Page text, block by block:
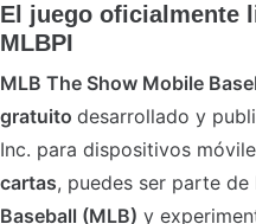
El juego oficialmente
MLBPI
MLB The Show Mobile
gratuito desarrollado y
Inc. para dispositivos
cartas, puedes ser parte
Baseball (MLB) y